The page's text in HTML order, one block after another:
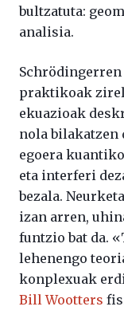
bultzatuta:
analisia.
praktikoak
ekuazioak
nola bilakatzen
egoera
eta interferi
bezala.
izan arren,
funtzio bat da.
lehenengo
konplexuak
Bill Wootters